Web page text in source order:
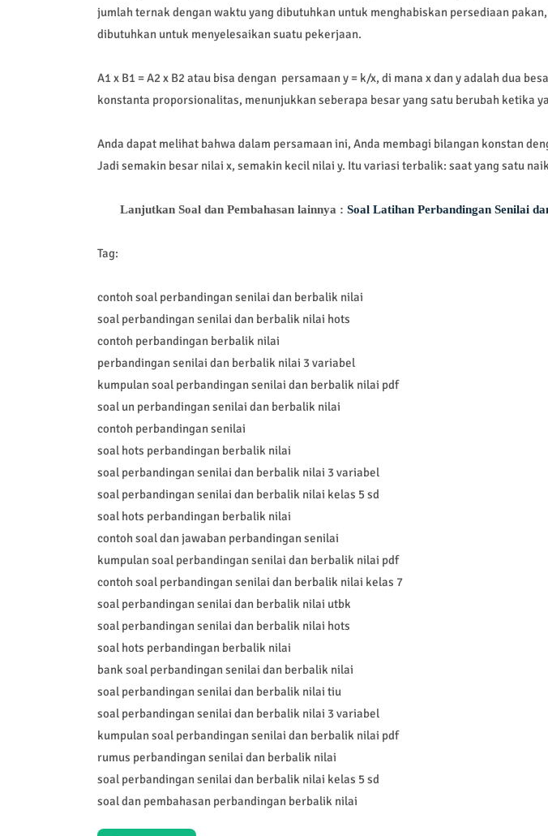
jumlah ternak dengan waktu yang dibutuhkan untuk menghabiskan persediaan
dibutuhkan untuk menyelesaikan suatu pekerjaan.
A1 x B1 = A2 x B2 atau bisa dengan persamaan y = k/x, di mana x dan y adalah dua
konstanta proporsionalitas, menunjukkan seberapa besar yang satu berubah ketika
Anda dapat melihat bahwa dalam persamaan ini, Anda membagi bilangan konstan
Jadi semakin besar nilai x, semakin kecil nilai y. Itu variasi terbalik: saat yang satu
Lanjutkan Soal dan Pembahasan lainnya : Soal Latihan Perbandingan Senilai
Tag:
contoh soal perbandingan senilai dan berbalik nilai
soal perbandingan senilai dan berbalik nilai hots
contoh perbandingan berbalik nilai
perbandingan senilai dan berbalik nilai 3 variabel
kumpulan soal perbandingan senilai dan berbalik nilai pdf
soal un perbandingan senilai dan berbalik nilai
contoh perbandingan senilai
soal hots perbandingan berbalik nilai
soal perbandingan senilai dan berbalik nilai 3 variabel
soal perbandingan senilai dan berbalik nilai kelas 5 sd
soal hots perbandingan berbalik nilai
contoh soal dan jawaban perbandingan senilai
kumpulan soal perbandingan senilai dan berbalik nilai pdf
contoh soal perbandingan senilai dan berbalik nilai kelas 7
soal perbandingan senilai dan berbalik nilai utbk
soal perbandingan senilai dan berbalik nilai hots
soal hots perbandingan berbalik nilai
bank soal perbandingan senilai dan berbalik nilai
soal perbandingan senilai dan berbalik nilai tiu
soal perbandingan senilai dan berbalik nilai 3 variabel
kumpulan soal perbandingan senilai dan berbalik nilai pdf
rumus perbandingan senilai dan berbalik nilai
soal perbandingan senilai dan berbalik nilai kelas 5 sd
soal dan pembahasan perbandingan berbalik nilai